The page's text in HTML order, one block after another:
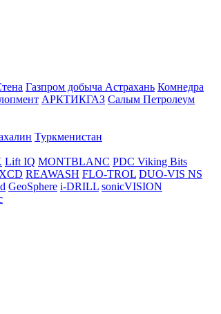
Газпром добыча Астрахань Комнедра
АРКТИКГАЗ Салым Петролеум
Туркменистан
Lift IQ MONTBLANC PDC Viking Bits
REAWASH FLO-TROL DUO-VIS NS
GeoSphere i-DRILL sonicVISION